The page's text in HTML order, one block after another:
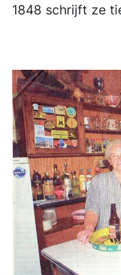
1848 schrijft ze